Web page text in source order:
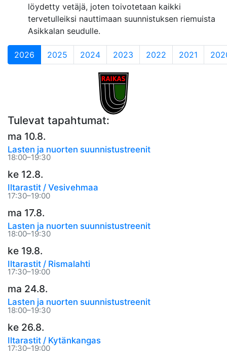
löydetty vetäjä, joten toivotetaan kaikki
tervetulleiksi nauttimaan suunnistuksen riemuista
Asikkalan seudulle.
2026 (current)
2025 2024 2023 2022 2021
Tulevat tapahtumat:
ma 10.8.
Lasten ja nuorten suunnistustreenit
18:00–19:30
ke 12.8.
Iltarastit / Vesivehmaa
17:30–19:00
ma 17.8.
Lasten ja nuorten suunnistustreenit
18:00–19:30
ke 19.8.
Iltarastit / Rismalahti
17:30–19:00
ma 24.8.
Lasten ja nuorten suunnistustreenit
18:00–19:30
ke 26.8.
Iltarastit / Kytänkangas
17:30–19:00